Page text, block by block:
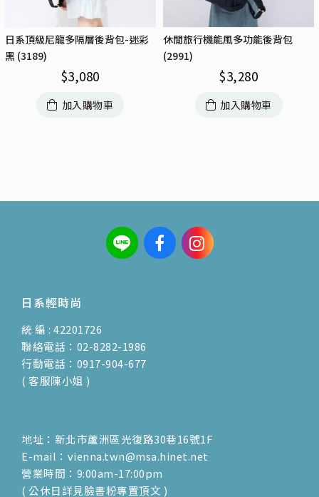
日系頂級尼龍多隔層後背包-迷彩
黑 (3189)
$3,080
加入購物車
休閒旅行機能風多功能後背包
(2991)
$3,280
加入購物車
日系輕時尚
統 編 : 42201726
聯絡電話：02-8282-1986
行動電話：0917-904-677
( 客服陳小姐 )
地址：新北市蘆洲區光復路30巷16號1F
E-mail：vienna.twn@msa.hinet.net
營業時間：9:00am-17:00pm
( 公休日詳見臉書粉專置頂文 )